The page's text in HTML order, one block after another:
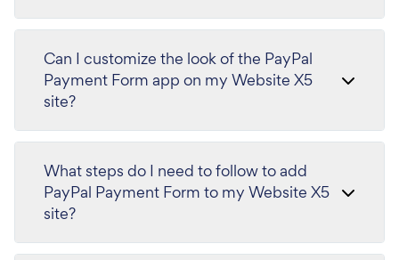
Can I customize the look of the PayPal
Payment Form app on my Website X5
site?
What steps do I need to follow to add
PayPal Payment Form to my Website X5
site?